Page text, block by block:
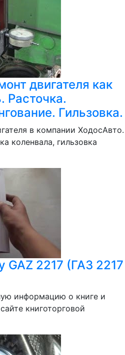
двигателя как
Расточка.
Гильзовка.
в компании ХодосАвто.
коленвала, гильзовка
GAZ 2217 (ГАЗ 2217
информацию о книге и
книготорговой